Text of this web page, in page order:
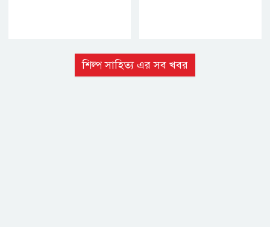
শিল্প সাহিত্য এর সব খবর